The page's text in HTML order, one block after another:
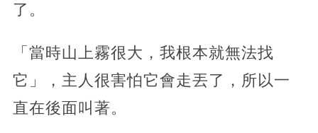
了。
「當時山上霧很大，我根本就無法找
它」，主人很害怕它會走丟了，所以一
直在後面叫著。